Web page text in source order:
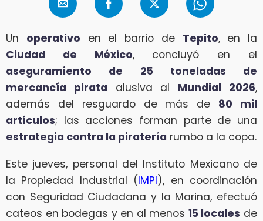
Un operativo en el barrio de Tepito, en la
Ciudad de México, concluyó en el
aseguramiento de 25 toneladas de
mercancía pirata alusiva al Mundial 2026,
además del resguardo de más de 80 mil
artículos; las acciones forman parte de una
estrategia contra la piratería rumbo a la copa.
Este jueves, personal del Instituto Mexicano de
la Propiedad Industrial (IMPI), en coordinación
con Seguridad Ciudadana y la Marina, efectuó
cateos en bodegas y en al menos 15 locales de